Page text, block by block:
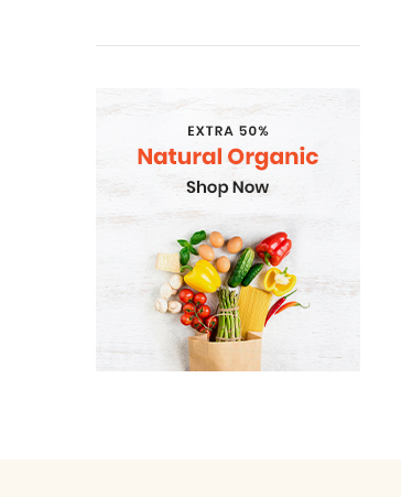
Dažadi no veca sakartojuma
Dažadi no veca sakartojuma
(PVN 12%)
DEPOSITA IEPAKOJUMS
E-Cigaretes
Gramatvedibas
Kosmētika un higiēnas
Mājsaimniecības preces